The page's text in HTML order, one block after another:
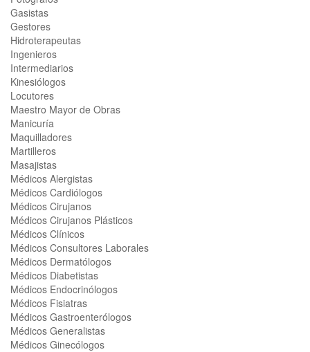
Gasistas
Gestores
Hidroterapeutas
Ingenieros
Intermediarios
Kinesiólogos
Locutores
Maestro Mayor de Obras
Manicuría
Maquilladores
Martilleros
Masajistas
Médicos Alergistas
Médicos Cardiólogos
Médicos Cirujanos
Médicos Cirujanos Plásticos
Médicos Clínicos
Médicos Consultores Laborales
Médicos Dermatólogos
Médicos Diabetistas
Médicos Endocrinólogos
Médicos Fisiatras
Médicos Gastroenterólogos
Médicos Generalistas
Médicos Ginecólogos